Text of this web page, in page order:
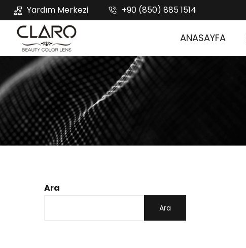
Yardım Merkezi +90 (850) 885 1514
ANASAYFA
Ara
Ara